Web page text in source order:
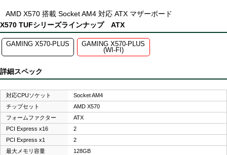
AMD X570 搭載 Socket AM4 対応 ATX マザーボード
X570 TUFシリーズラインナップ ATX
GAMING X570-PLUS
GAMING X570-PLUS
(WI-FI)
詳細スペック
対応CPUソケット
Socket AM4
チップセット
AMD X570
フォームファクター
ATX
PCI Express x16
2
PCI Express x1
2
最大メモリ容量
128GB